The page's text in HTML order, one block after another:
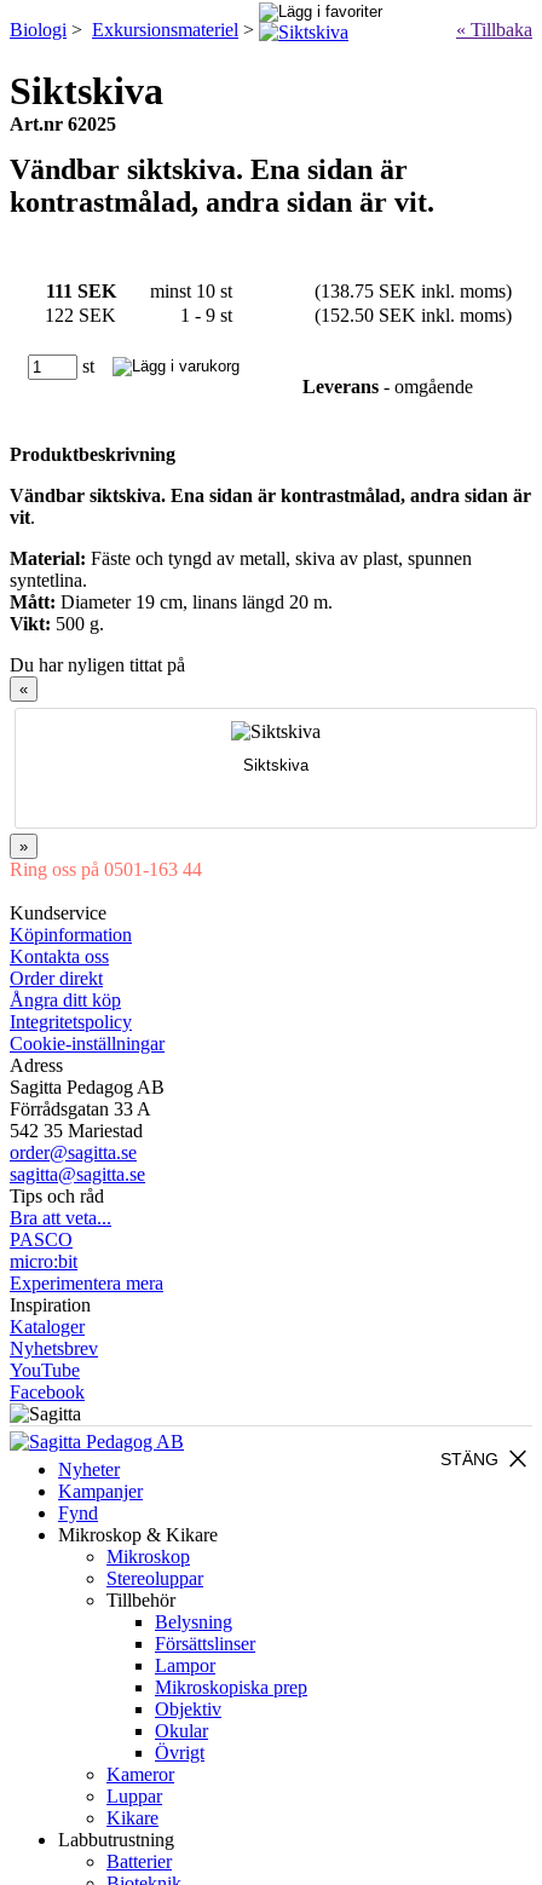
Biologi > Exkursionsmateriel > « Tillbaka
Siktskiva
Art.nr 62025
Vändbar siktskiva. Ena sidan är
kontrastmålad, andra sidan är vit.
111 SEK minst 10 st
(138.75 SEK inkl. moms)
122 SEK
1 - 9 st (152.50 SEK inkl. moms)
st
Leverans - omgående
Produktbeskrivning
Vändbar siktskiva. Ena sidan är kontrastmålad, andra sidan är
vit.
Material: Fäste och tyngd av metall, skiva av plast, spunnen
syntetlina.
Mått: Diameter 19 cm, linans längd 20 m.
Vikt: 500 g.
Du har nyligen tittat på
«
Siktskiva
»
Ring oss på 0501-163 44
Kundservice
Köpinformation
Kontakta oss
Order direkt
Ångra ditt köp
Integritetspolicy
Cookie-inställningar
Adress
Sagitta Pedagog AB
Förrådsgatan 33 A
542 35 Mariestad
order@sagitta.se
sagitta@sagitta.se
Tips och råd
Bra att veta...
PASCO
micro:bit
Experimentera mera
Inspiration
Kataloger
Nyhetsbrev
YouTube
Facebook
close
STÄNG
Nyheter
Kampanjer
Fynd
Mikroskop & Kikare
Mikroskop
Stereoluppar
Tillbehör
Belysning
Försättslinser
Lampor
Mikroskopiska prep
Objektiv
Okular
Övrigt
Kameror
Luppar
Kikare
Labbutrustning
Batterier